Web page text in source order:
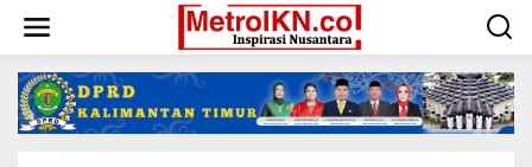
konten